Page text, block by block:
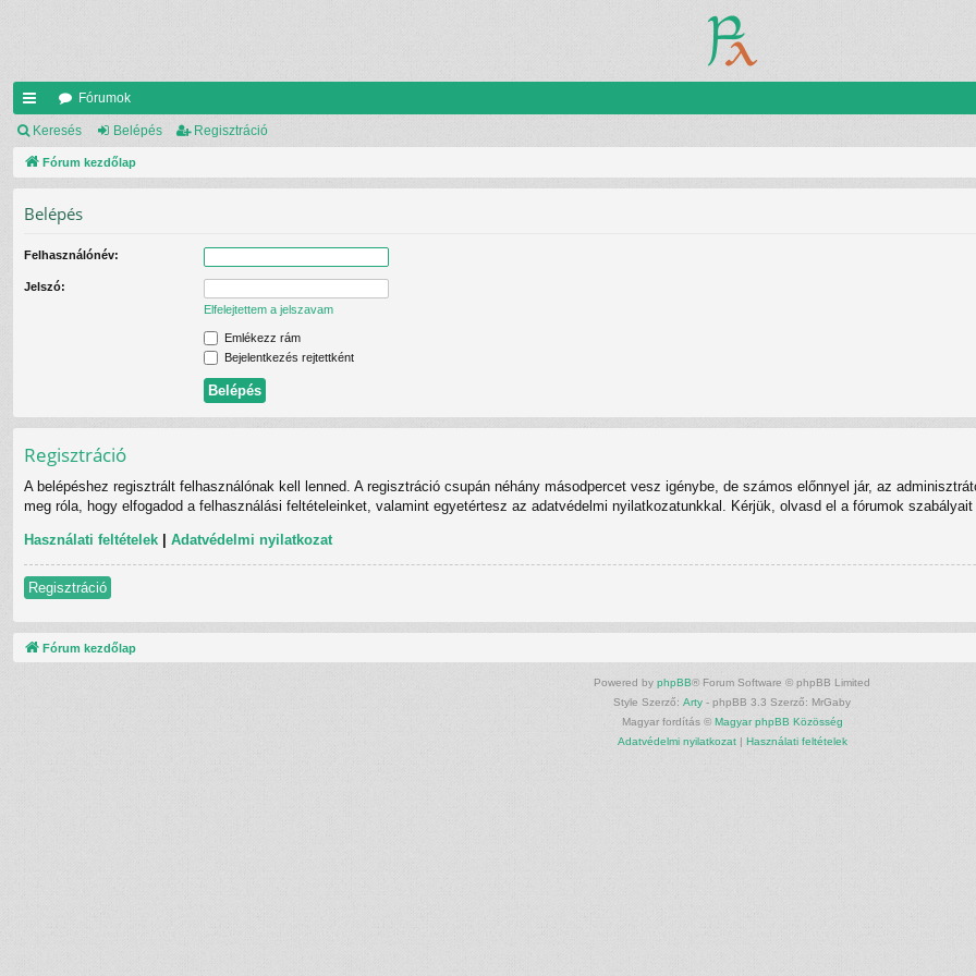
yo
rs
k
Fórumok
Keresés Belépés Regisztráció
Fórum kezdőlap
Belépés
Felhasználónév:
Jelszó:
Elfelejtettem a jelszavam
Emlékezz rám
Bejelentkezés rejtettként
Regisztráció
A belépéshez regisztrált felhasználónak kell lenned. A regisztráció csupán néhány másodpercet vesz igénybe, de számos előnnyel jár, az
meg róla, hogy elfogadod a felhasználási feltételeinket, valamint egyetértesz az adatvédelmi nyilatkozatunkkal. Kérjük, olvasd el a fórumok szabályait
Használati feltételek | Adatvédelmi nyilatkozat
Regisztráció
Fórum kezdőlap
Powered by phpBB® Forum Software © phpBB Limited
Style Szerző: Arty - phpBB 3.3 Szerző: MrGaby
Magyar fordítás © Magyar phpBB Közösség
Adatvédelmi nyilatkozat| Használati feltételek